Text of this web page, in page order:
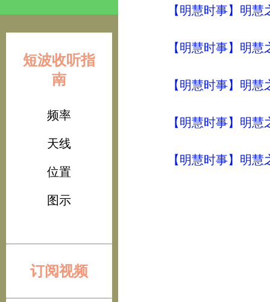
短波收听指
南
频率
天线
位置
图示
订阅视频
【明慧时事】明
【明慧时事】明
【明慧时事】明
【明慧时事】明
【明慧时事】明